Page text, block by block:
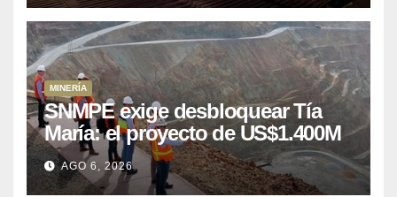
MINERÍA
SNMPE exige desbloquear Tía
María: el proyecto de US$1.400M
que Perú lleva 15 años
posponiendo
AGO 6, 2026